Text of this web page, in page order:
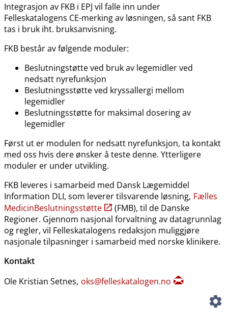
Integrasjon av FKB i EPJ vil falle inn under
Felleskatalogens CE-merking av løsningen, så sant FKB
tas i bruk iht. bruksanvisning.
FKB består av følgende moduler:
Beslutningstøtte ved bruk av legemidler ved
nedsatt nyrefunksjon
Beslutningsstøtte ved kryssallergi mellom
legemidler
Beslutningsstøtte for maksimal dosering av
legemidler
Først ut er modulen for nedsatt nyrefunksjon, ta kontakt
med oss hvis dere ønsker å teste denne. Ytterligere
moduler er under utvikling.
FKB leveres i samarbeid med Dansk Lægemiddel
Information DLI, som leverer tilsvarende løsning, Fælles
MedicinBeslutningsstøtte
(FMB), til de Danske
Regioner. Gjennom nasjonal forvaltning av datagrunnlag
og regler, vil Felleskatalogens redaksjon muliggjøre
nasjonale tilpasninger i samarbeid med norske klinikere.
Kontakt
Ole Kristian Setnes, oks@felleskatalogen.no